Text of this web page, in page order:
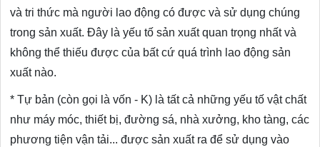
và tri thức mà người lao động có được và sử dụng chúng
trong sản xuất. Đây là yếu tố sản xuất quan trọng nhất và
không thể thiếu được của bất cứ quá trình lao động sản
xuất nào.
* Tự bản (còn gọi là vốn - K) là tất cả những yếu tố vật chất
như máy móc, thiết bị, đường sá, nhà xưởng, kho tàng, các
phương tiện vận tải... được sản xuất ra để sử dụng vào